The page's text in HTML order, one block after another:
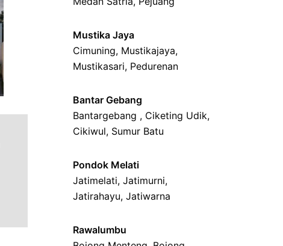
Mustika Jaya
Cimuning, Mustikajaya,
Mustikasari, Pedurenan
Bantar Gebang
Bantargebang , Ciketing Udik,
Cikiwul, Sumur Batu
Pondok Melati
Jatimelati, Jatimurni,
Jatirahayu, Jatiwarna
Rawalumbu